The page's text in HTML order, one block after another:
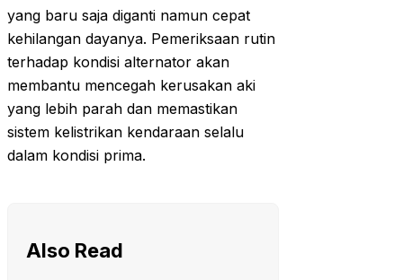
yang baru saja diganti namun cepat
kehilangan dayanya. Pemeriksaan rutin
terhadap kondisi alternator akan
membantu mencegah kerusakan aki
yang lebih parah dan memastikan
sistem kelistrikan kendaraan selalu
dalam kondisi prima.
Also Read